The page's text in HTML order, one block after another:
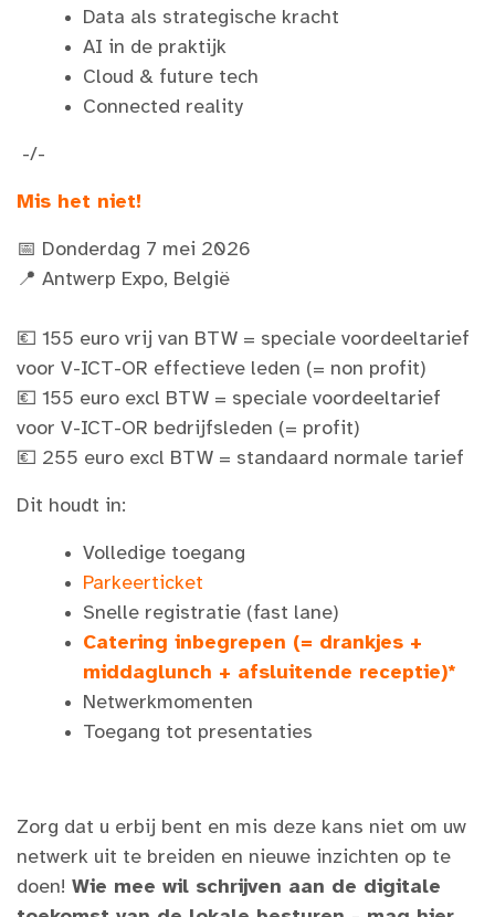
Data als strategische kracht
AI in de praktijk
Cloud & future tech
Connected reality
-/-
Mis het niet!
📅 Donderdag 7 mei 2026
📍 Antwerp Expo, België
💶 155 euro vrij van BTW = speciale voordeeltarief
voor V-ICT-OR effectieve leden (= non profit)
💶 155 euro excl BTW = speciale voordeeltarief
voor V-ICT-OR bedrijfsleden (= profit)
💶 255 euro excl BTW = standaard normale tarief
Dit houdt in:
Volledige toegang
Parkeerticket
Snelle registratie (fast lane)
Catering inbegrepen (= drankjes +
middaglunch + afsluitende receptie)*
Netwerkmomenten
Toegang tot presentaties
Zorg dat u erbij bent en mis deze kans niet om uw
netwerk uit te breiden en nieuwe inzichten op te
doen! Wie mee wil schrijven aan de digitale